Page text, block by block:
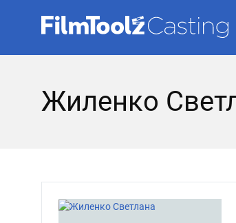
Жиленко